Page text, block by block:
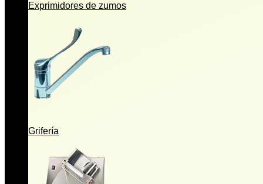
Exprimidores de zumos
Grifería